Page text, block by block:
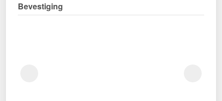
Bevestiging